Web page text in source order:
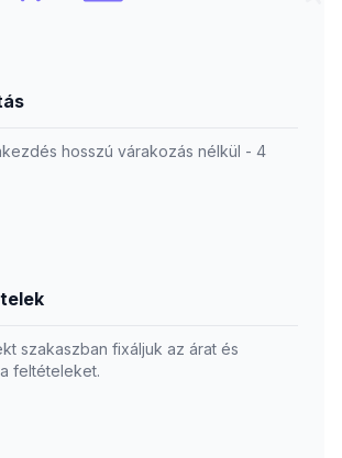
hosszú várakozás nélkül - 4
szakaszban fixáljuk az árat és
feltételeket.